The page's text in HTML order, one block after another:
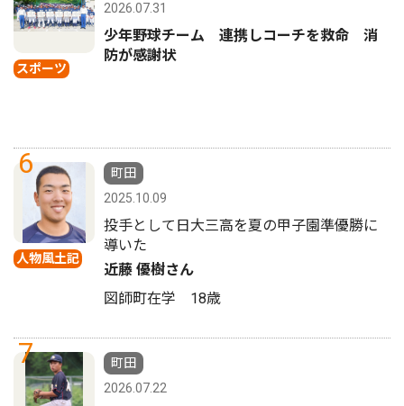
スポーツ
2026.07.31
少年野球チーム 連携しコーチを救命 消
防が感謝状
6
人物風土記
町田
2025.10.09
投手として日大三高を夏の甲子園準優勝に
導いた
近藤 優樹さん
図師町在学 18歳
7
町田
2026.07.22